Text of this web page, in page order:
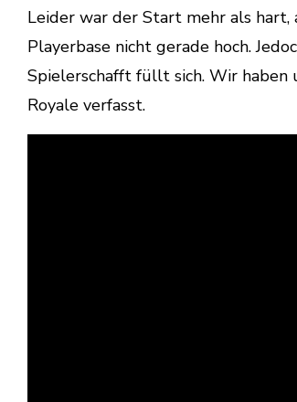
Leider war der Start mehr als
Playerbase nicht gerade hoch.
Spielerschafft füllt sich. Wir haben
Royale verfasst.